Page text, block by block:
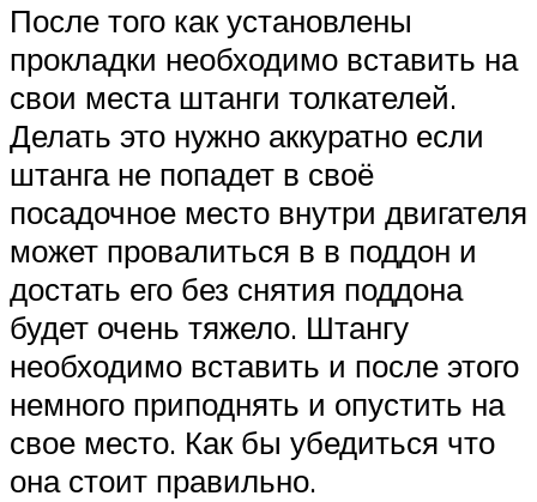
После того как установлены
прокладки необходимо вставить на
свои места штанги толкателей.
Делать это нужно аккуратно если
штанга не попадет в своё
посадочное место внутри двигателя
может провалиться в в поддон и
достать его без снятия поддона
будет очень тяжело. Штангу
необходимо вставить и после этого
немного приподнять и опустить на
свое место. Как бы убедиться что
она стоит правильно.